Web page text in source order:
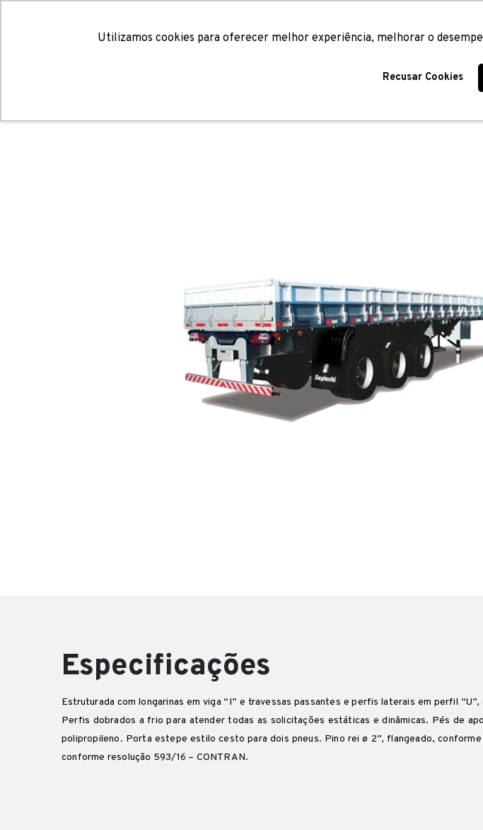
Utilizamos cookies para oferecer melhor experiência, melhorar o
Recusar Cookies
Quem SomosImplementosPronta Entrega
Especificações
Estruturada com longarinas em viga “I” e travessas passantes e perfis laterais em perfil
Perfis dobrados a frio para atender todas as solicitações estáticas e dinâmicas. Pés de
polipropileno. Porta estepe estilo cesto para dois pneus. Pino rei ø 2”, flangeado,
conforme resolução 593/16 – CONTRAN.